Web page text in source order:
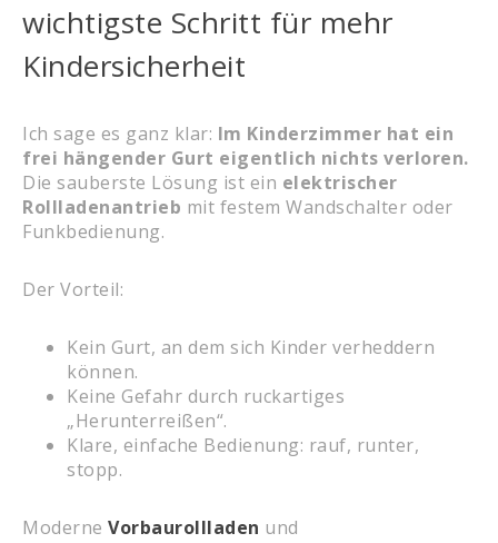
wichtigste Schritt für mehr
Kindersicherheit
Ich sage es ganz klar: Im Kinderzimmer hat ein
frei hängender Gurt eigentlich nichts verloren.
Die sauberste Lösung ist ein elektrischer
Rollladenantrieb mit festem Wandschalter oder
Funkbedienung.
Der Vorteil:
Kein Gurt, an dem sich Kinder verheddern
können.
Keine Gefahr durch ruckartiges
„Herunterreißen“.
Klare, einfache Bedienung: rauf, runter,
stopp.
Moderne Vorbaurollladen und